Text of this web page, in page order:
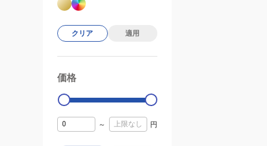
クリア 適用
価格
0
～ 円